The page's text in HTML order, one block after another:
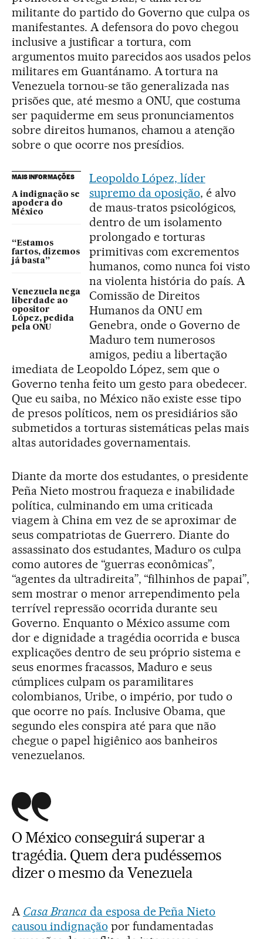
militante do partido do Governo que culpa os
manifestantes. A defensora do povo chegou
inclusive a justificar a tortura, com
argumentos muito parecidos aos usados pelos
militares em Guantánamo. A tortura na
Venezuela tornou-se tão generalizada nas
prisões que, até mesmo a ONU, que costuma
ser paquiderme em seus pronunciamentos
sobre direitos humanos, chamou a atenção
sobre o que ocorre nos presídios.
MAIS INFORMAÇÕES
A indignação se
apodera do
México
“Estamos
fartos, dizemos
já basta”
Venezuela nega
liberdade ao
opositor
López, pedida
pela ONU
Leopoldo López, líder
supremo da oposição, é alvo
de maus-tratos psicológicos,
dentro de um isolamento
prolongado e torturas
primitivas com excrementos
humanos, como nunca foi visto
na violenta história do país. A
Comissão de Direitos
Humanos da ONU em
Genebra, onde o Governo de
Maduro tem numerosos
amigos, pediu a libertação
imediata de Leopoldo López, sem que o
Governo tenha feito um gesto para obedecer.
Que eu saiba, no México não existe esse tipo
de presos políticos, nem os presidiários são
submetidos a torturas sistemáticas pelas mais
altas autoridades governamentais.
Diante da morte dos estudantes, o presidente
Peña Nieto mostrou fraqueza e inabilidade
política, culminando em uma criticada
viagem à China em vez de se aproximar de
seus compatriotas de Guerrero. Diante do
assassinato dos estudantes, Maduro os culpa
como autores de “guerras econômicas”,
“agentes da ultradireita”, “filhinhos de papai”,
sem mostrar o menor arrependimento pela
terrível repressão ocorrida durante seu
Governo. Enquanto o México assume com
dor e dignidade a tragédia ocorrida e busca
explicações dentro de seu próprio sistema e
seus enormes fracassos, Maduro e seus
cúmplices culpam os paramilitares
colombianos, Uribe, o império, por tudo o
que ocorre no país. Inclusive Obama, que
segundo eles conspira até para que não
chegue o papel higiênico aos banheiros
venezuelanos.
O México conseguirá superar a
tragédia. Quem dera pudéssemos
dizer o mesmo da Venezuela
A Casa Branca da esposa de Peña Nieto
causou indignação por fundamentadas